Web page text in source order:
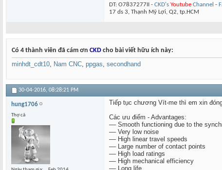
DT: O7837277II - CKD's Youtube Channel -
17 ds 3, Thạnh Mỹ Lợi, Q2, tp.HCM
Có 4 thành viên đã cám ơn CKD cho bài viết hữu ích này:
minhdt_cdt10, Nam CNC, ppgas, secondhand
30-04-2016, 08:28:21 PM
hung1706
Thợ cả
Tiếp tục chương Vít-me thì em xin
Các ưu điểm - Advantages:
–– Smooth functioning due to the
–– Very low noise
–– High linear travel speeds
–– Large number of contact points
–– High load ratings
–– High mechanical efficiency
–– Long life